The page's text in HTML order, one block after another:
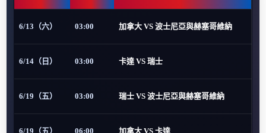
6/13（六） 03:00 加拿大 VS 波士尼亞與赫塞哥維納
6/14（日） 03:00 卡達 VS 瑞士
6/19（五） 03:00 瑞士 VS 波士尼亞與赫塞哥維納
6/19（五） 06:00 加拿大 VS 卡達